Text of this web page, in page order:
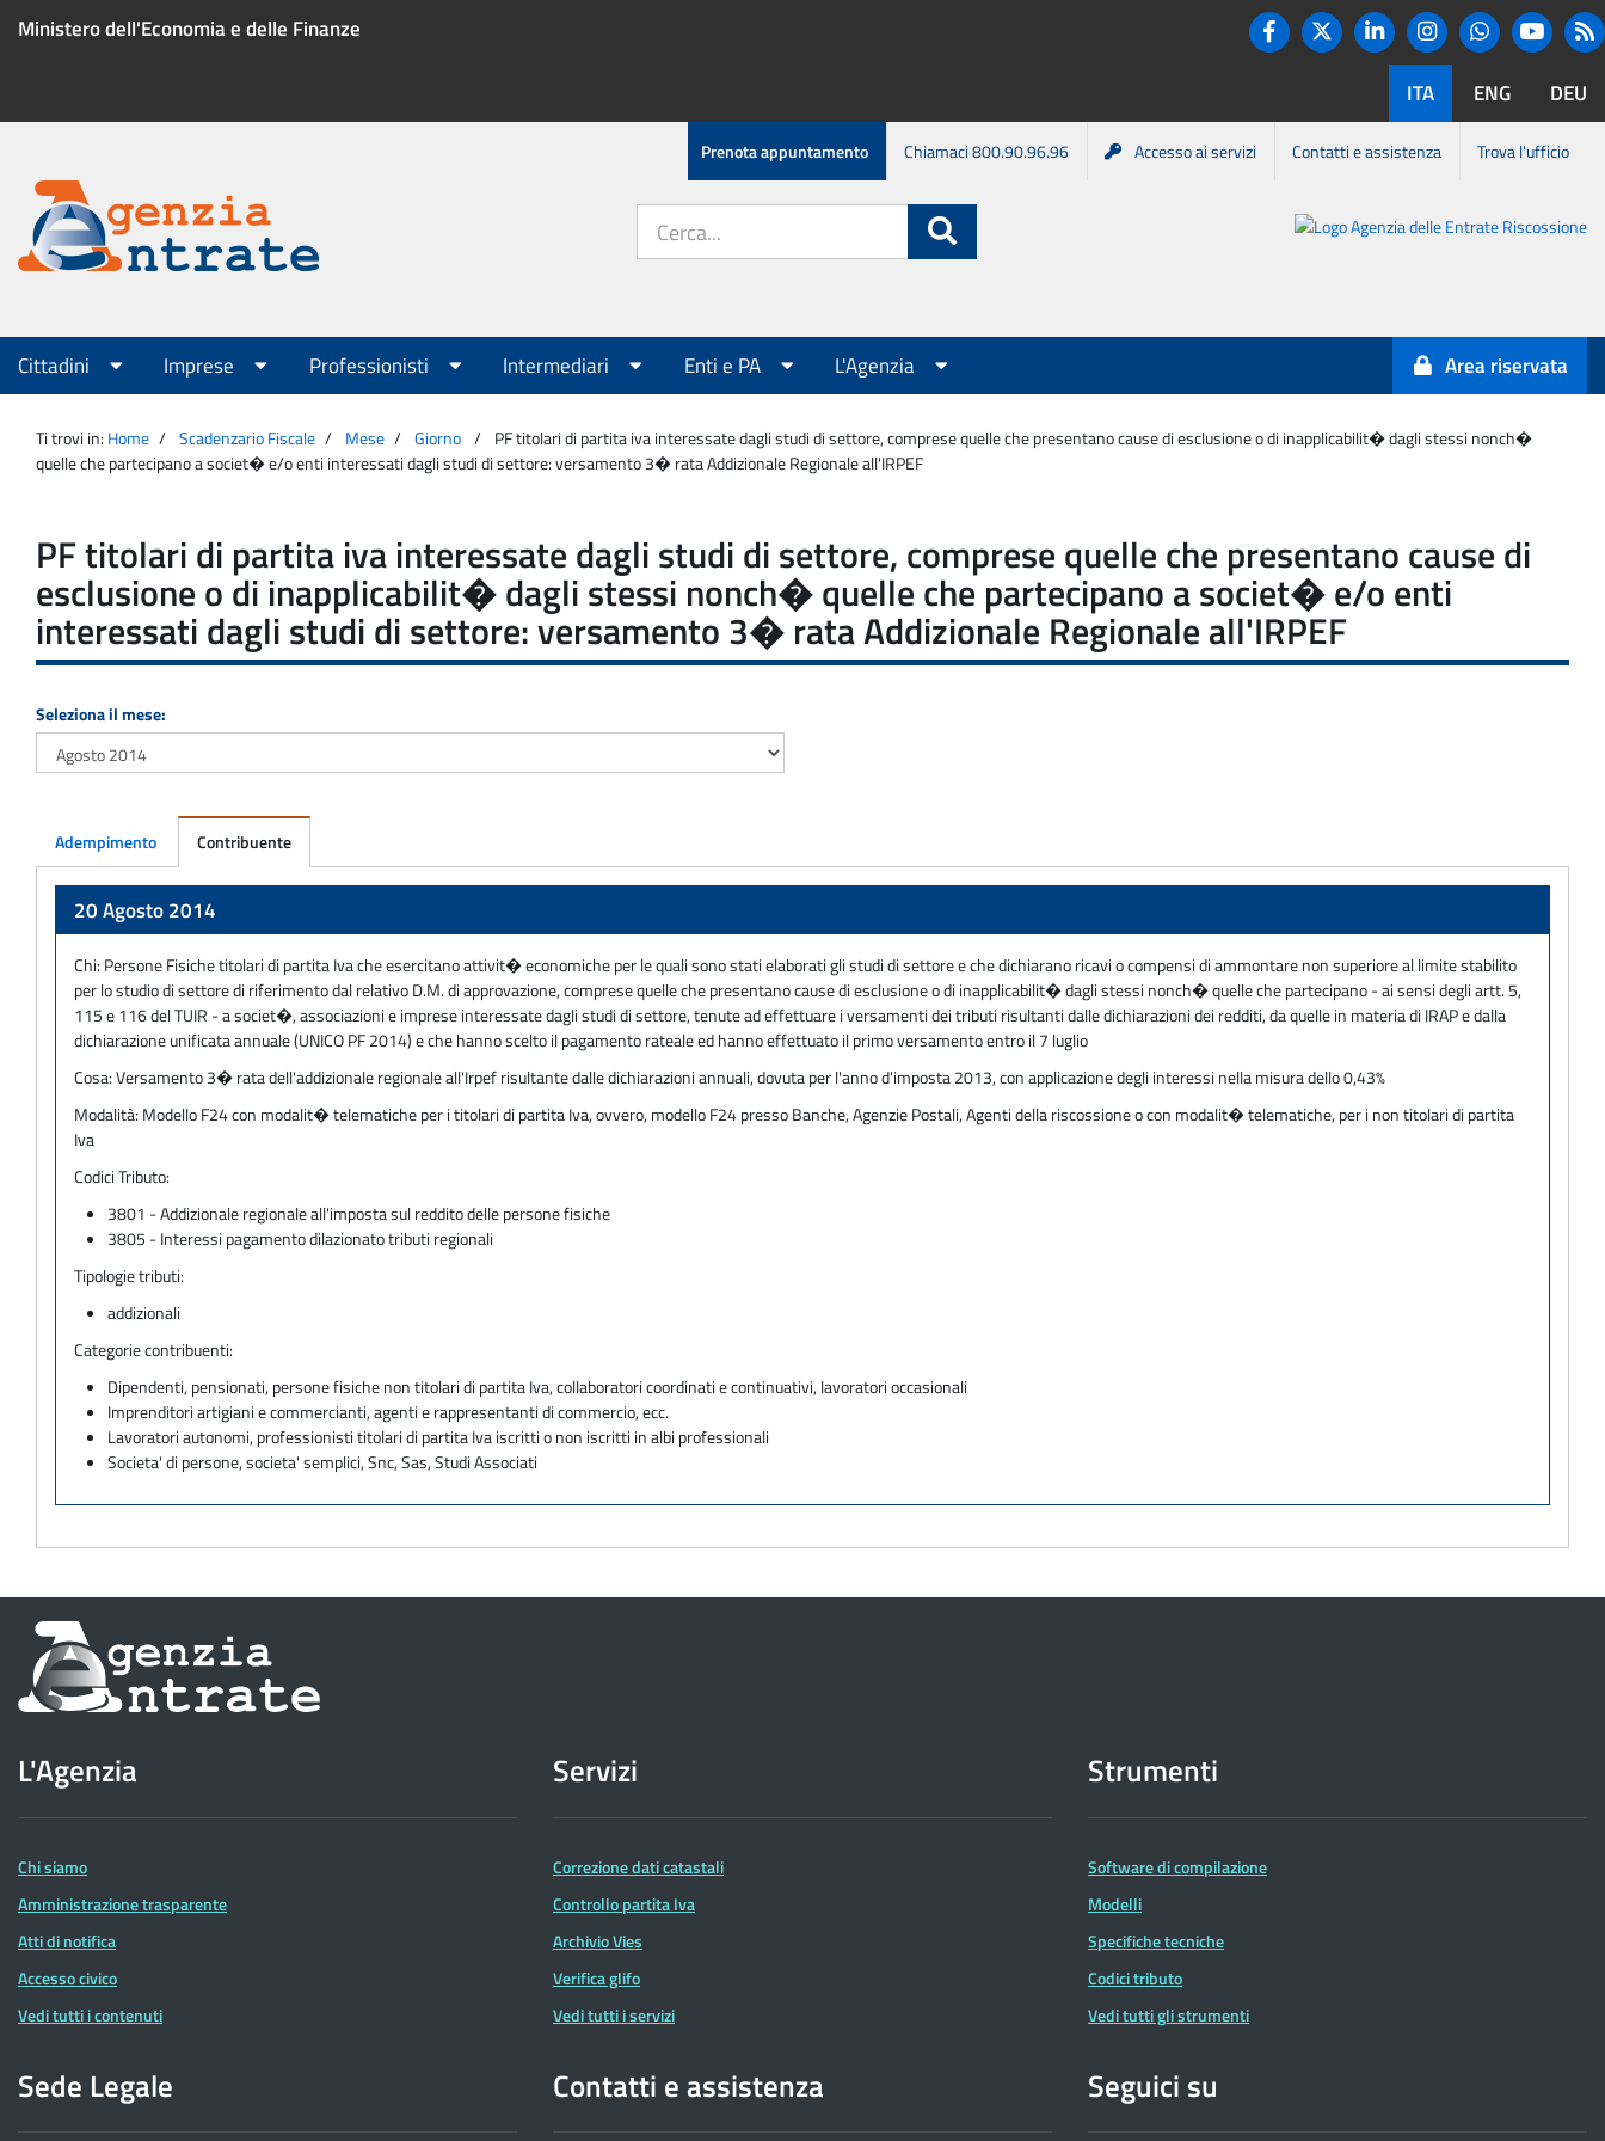
Ministero dell'Economia e delle Finanze
Twitter
LinkedinInstagram
ITA ENG DEU
Menu
servizio
Prenota appuntamento Chiamaci 800.90.96.96 Accesso ai servizi Contatti e assistenza Trova l'ufficio
Agenzia
Entrate
sito:
Agenzia
Entrate-
Riscossione
Menu
principale
Cittadini Imprese Professionisti Intermediari Enti e PA L'Agenzia Area riservata
Ti trovi in: Home Scadenzario Fiscale Mese Giorno
PF titolari di partita iva interessate dagli studi di settore, comprese quelle che presentano cause di esclusione o di inapplicabilit� dagli stessi nonch�
quelle che partecipano a societ� e/o enti interessati dagli studi di settore: versamento 3� rata Addizionale Regionale all'IRPEF
PF titolari di partita iva interessate dagli studi di settore, comprese quelle che presentano cause di
esclusione o di inapplicabilit� dagli stessi nonch� quelle che partecipano a societ� e/o enti
interessati dagli studi di settore: versamento 3� rata Addizionale Regionale all'IRPEF
Seleziona il mese:
Adempimento Contribuente
20 Agosto 2014
Chi: Persone Fisiche titolari di partita Iva che esercitano attivit� economiche per le quali sono stati elaborati gli studi di settore e che dichiarano ricavi o compensi di ammontare non superiore al limite stabilito
per lo studio di settore di riferimento dal relativo D.M. di approvazione, comprese quelle che presentano cause di esclusione o di inapplicabilit� dagli stessi nonch� quelle che partecipano - ai sensi degli artt. 5,
115 e 116 del TUIR - a societ�, associazioni e imprese interessate dagli studi di settore, tenute ad effettuare i versamenti dei tributi risultanti dalle dichiarazioni dei redditi, da quelle in materia di IRAP e dalla
dichiarazione unificata annuale (UNICO PF 2014) e che hanno scelto il pagamento rateale ed hanno effettuato il primo versamento entro il 7 luglio
Cosa:Versamento 3� rata dell'addizionale regionale all'Irpef risultante dalle dichiarazioni annuali, dovuta per l'anno d'imposta 2013, con applicazione degli interessi nella misura dello 0,43%
Modalità: Modello F24 con modalit� telematiche per i titolari di partita Iva, ovvero, modello F24 presso Banche, Agenzie Postali, Agenti della riscossione o con modalit� telematiche, per i non titolari di partita
Iva
Codici Tributo:
3801 - Addizionale regionale all'imposta sul reddito delle persone fisiche
3805 - Interessi pagamento dilazionato tributi regionali
Tipologie tributi:
addizionali
Categorie contribuenti:
Dipendenti, pensionati, persone fisiche non titolari di partita Iva, collaboratori coordinati e continuativi, lavoratori occasionali
Imprenditori artigiani e commercianti, agenti e rappresentanti di commercio, ecc.
Lavoratori autonomi, professionisti titolari di partita Iva iscritti o non iscritti in albi professionali
Societa' di persone, societa' semplici, Snc, Sas, Studi Associati
Informazioni
sul
dell'Agenzia
delle
Entrate
L'Agenzia
Chi siamo
Amministrazione trasparente
Atti di notifica
Accesso civico
Vedi tutti i contenuti
Servizi
Correzione dati catastali
Controllo partita Iva
Archivio Vies
Verifica glifo
Vedi tutti i servizi
Strumenti
Software di compilazione
Modelli
Specifiche tecniche
Codici tributo
Vedi tutti gli strumenti
Sede Legale Contatti e assistenza Seguici su